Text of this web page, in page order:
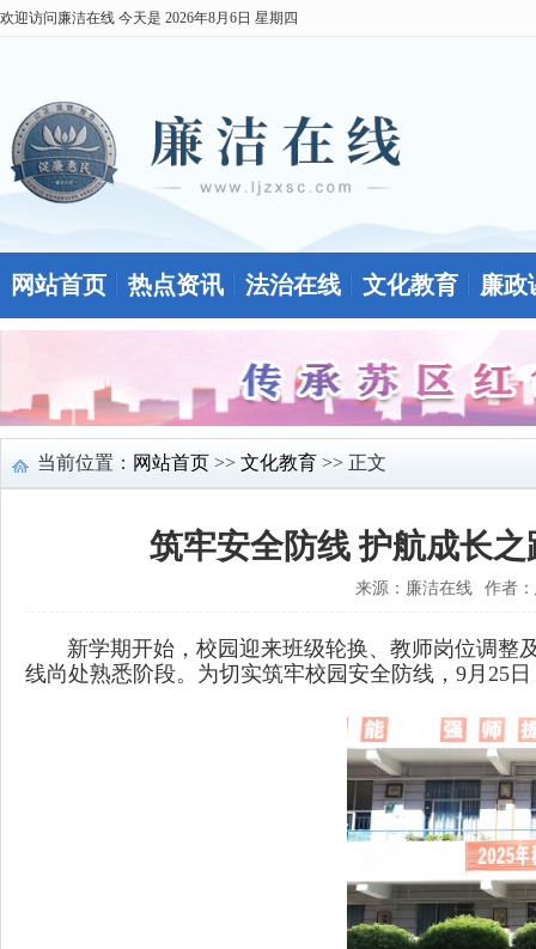
欢迎访问廉洁在线 今天是 2026年8月6日 星期四
网站首页 热点资讯 法治在线 文化教育 廉政
当前位置： 网站首页 >> 文化教育 >> 正文
筑牢安全防线 护航成长
来源：廉洁在线 作者
新学期开始，校园迎来班级轮换、教师岗位调整
线尚处熟悉阶段。为切实筑牢校园安全防线，9月25